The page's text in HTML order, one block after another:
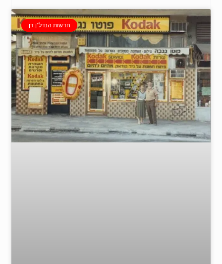
חדשות הנדל"ן דן